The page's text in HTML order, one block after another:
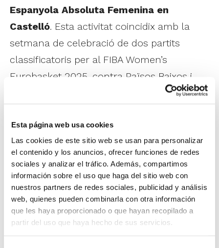
Esta página web usa cookies
Las cookies de este sitio web se usan para personalizar
el contenido y los anuncios, ofrecer funciones de redes
sociales y analizar el tráfico. Además, compartimos
información sobre el uso que haga del sitio web con
nuestros partners de redes sociales, publicidad y análisis
web, quienes pueden combinarla con otra información
que les haya proporcionado o que hayan recopilado a
partir del uso que haya hecho de sus servicios.
Espanyola Absoluta Femenina en
Castelló. Esta activitat coincidix amb la
setmana de celebració de dos partits
classificatoris per al FIBA Women’s
Eurobasket 2025, contra Països Baixos i